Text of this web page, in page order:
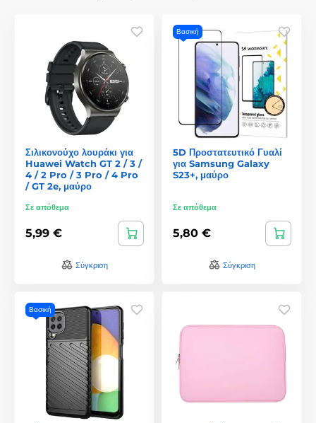
Σιλικονούχο λουράκι για
Huawei Watch GT 2 / 3 /
4 / 2 Pro / 3 Pro / 4 Pro
/ GT 2e, μαύρο
Σε απόθεμα
5,99 €
Σύγκριση
Βασική
5D Προστατευτικό Γυαλί
για Samsung Galaxy
S23+, μαύρο
Σε απόθεμα
5,80 €
Σύγκριση
Βασική